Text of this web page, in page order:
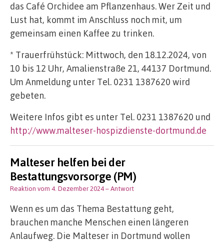
das Café Orchidee am Pflanzenhaus. Wer Zeit und
Lust hat, kommt im Anschluss noch mit, um
gemeinsam einen Kaffee zu trinken.
* Trauerfrühstück: Mittwoch, den 18.12.2024, von
10 bis 12 Uhr, Amalienstraße 21, 44137 Dortmund.
Um Anmeldung unter Tel. 0231 1387620 wird
gebeten.
Weitere Infos gibt es unter Tel. 0231 1387620 und
http://www.malteser-hospizdienste-dortmund.de
Malteser helfen bei der
Bestattungsvorsorge (PM)
Reaktion vom 4. Dezember 2024– Antwort
Wenn es um das Thema Bestattung geht,
brauchen manche Menschen einen längeren
Anlaufweg. Die Malteser in Dortmund wollen